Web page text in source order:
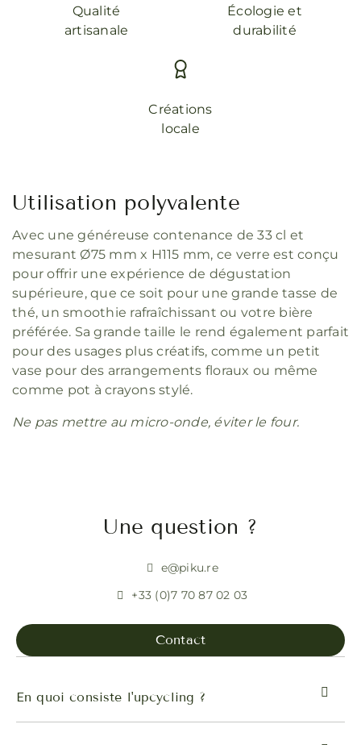
Qualité
artisanale
Écologie et
durabilité
Créations
locale
Utilisation polyvalente
Avec une généreuse contenance de 33 cl et
mesurant Ø75 mm x H115 mm, ce verre est conçu
pour offrir une expérience de dégustation
supérieure, que ce soit pour une grande tasse de
thé, un smoothie rafraîchissant ou votre bière
préférée. Sa grande taille le rend également parfait
pour des usages plus créatifs, comme un petit
vase pour des arrangements floraux ou même
comme pot à crayons stylé.
Ne pas mettre au micro-onde, éviter le four.
Une question ?
e@piku.re
+33 (0)7 70 87 02 03
Contact
En quoi consiste l'upcycling ?